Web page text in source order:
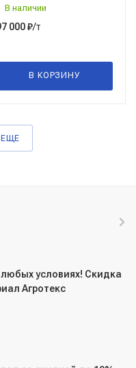
В наличии
000₽/т
В КОРЗИНУ
ЕЩЕ
условиях! Скидка
Агротекс